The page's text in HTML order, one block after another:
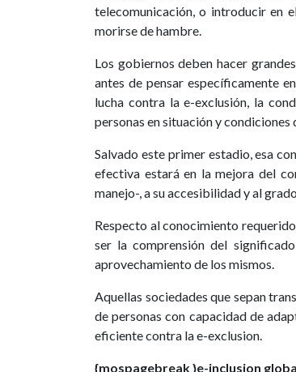
telecomunicación, o introducir en
morirse de hambre.
Los gobiernos deben hacer
antes de pensar específicamente
lucha contra la e-exclusión, la
personas en situación y condiciones
Salvado este primer estadio, esa
efectiva estará en la mejora del
manejo-, a su accesibilidad y al
Respecto al conocimiento
ser la comprensión del
aprovechamiento de los mismos.
Aquellas sociedades que sepan
de personas con capacidad de
eficiente contra la e-exclusion.
{mospagebreak }e-inclusion